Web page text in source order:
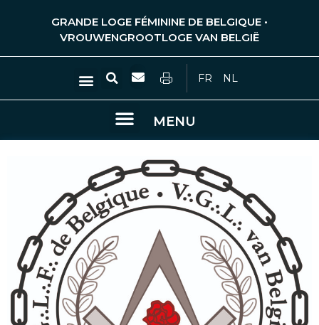
GRANDE LOGE FÉMININE DE BELGIQUE •
VROUWENGROOTLOGE VAN BELGIË
Menu
Zoeken FR NL
MenuMENU